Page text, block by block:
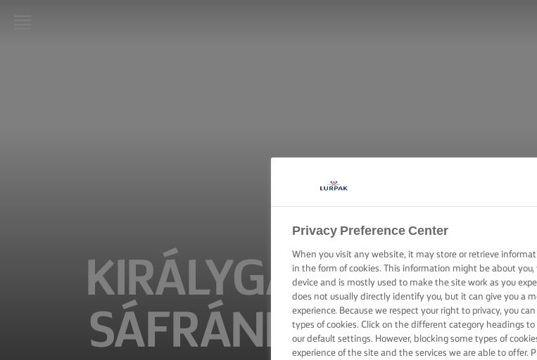
KIRÁLYGARNÉLA
SÁFRÁNNYAL
Privacy Preference Center
When you visit any website, it may store or retrieve
in the form of cookies. This information might be about you,
device and is mostly used to make the site work as you
does not usually directly identify you, but it can give you a
experience. Because we respect your right to privacy, you
types of cookies. Click on the different category headings
our default settings. However, blocking some types of
experience of the site and the services we are able to offer.